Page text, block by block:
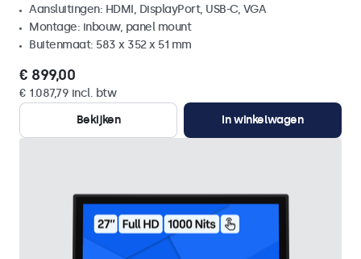
Aansluitingen: HDMI, DisplayPort, USB-C, VGA
Montage: inbouw, panel mount
Buitenmaat: 583 x 352 x 51 mm
€ 899,00
€ 1.087,79 incl. btw
Bekijken
In winkelwagen